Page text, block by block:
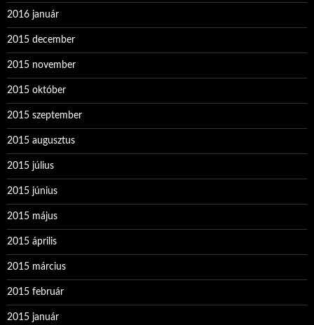
2016 január
2015 december
2015 november
2015 október
2015 szeptember
2015 augusztus
2015 július
2015 június
2015 május
2015 április
2015 március
2015 február
2015 január